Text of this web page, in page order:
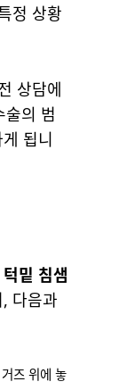
정 상황
상담에
술의 범
됩니
턱밑 침샘
다음과